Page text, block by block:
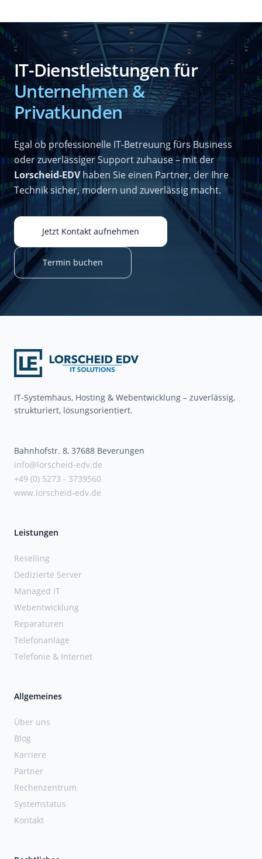
IT-Dienstleistungen für
Unternehmen &
Privatkunden
Egal ob professionelle IT-Betreuung fürs Business
oder zuverlässiger Support zuhause – mit der
Lorscheid-EDVhaben Sie einen Partner, der Ihre
Technik sicher, modern und zuverlässig macht.
Jetzt Kontakt aufnehmen
Termin buchen
IT-Systemhaus, Hosting & Webentwicklung – zuverlässig,
strukturiert, lösungsorientiert.
Bahnhofstr. 8, 37688 Beverungen
info@lorscheid-edv.de
+49 (0) 5273 - 3739560
www.lorscheid-edv.de
Leistungen
Reselling
Dedizierte Server
Managed IT
Webentwicklung
Reparaturen
Telefonanlage
Telefonie & Internet
Allgemeines
Über uns
Blog
Karriere
Partner
Rechenzentrum
Systemstatus
Kontakt